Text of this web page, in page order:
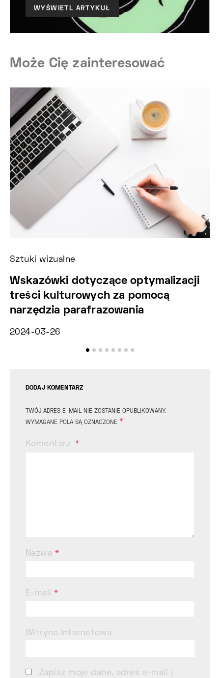
WYŚWIETL ARTYKUŁ
Może Cię zainteresować
Sztuki wizualne
Wskazówki dotyczące optymalizacji
treści kulturowych za pomocą
narzędzia parafrazowania
2024-03-26
DODAJ KOMENTARZ
TWÓJ ADRES E-MAIL NIE ZOSTANIE OPUBLIKOWANY.
WYMAGANE POLA SĄ OZNACZONE *
Komentarz
Nazwa *
E-mail*
Witryna internetowa
Zapisz moje dane, adres e-mail i